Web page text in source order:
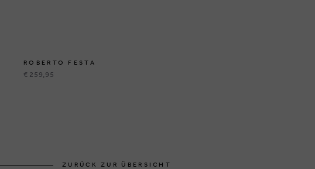
ROBERTO FESTA
€ 259,95
ZURÜCK ZUR ÜBERSICHT